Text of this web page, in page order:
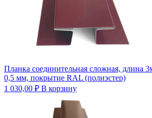
Планка соединительная сложная, длина
0,5 мм, покрытие RAL (полиэстер)
1 030,00 ₽ В корзину